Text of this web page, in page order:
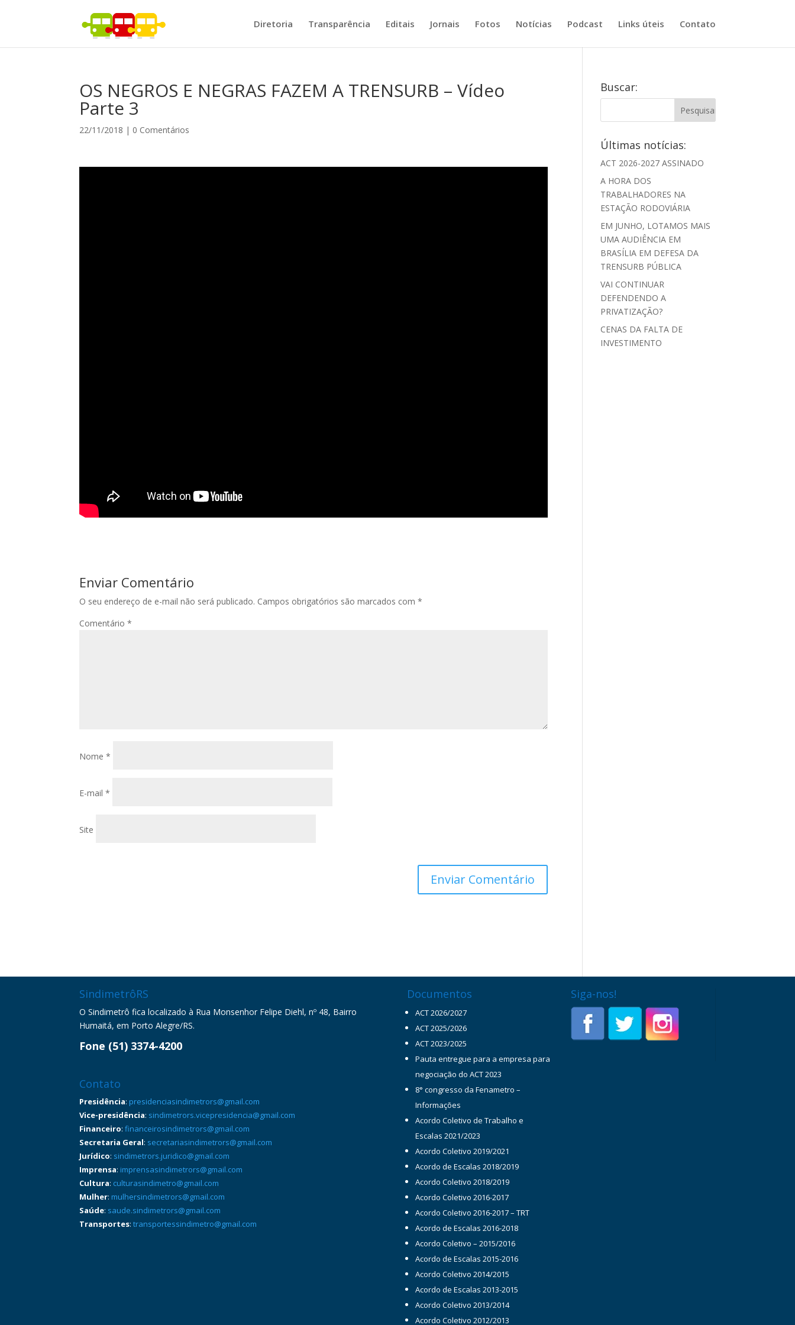
Diretoria Transparência Editais Jornais Fotos Notícias Podcast Links úteis Contato
OS NEGROS E NEGRAS FAZEM A TRENSURB – Vídeo
Parte 3
22/11/2018 | 0 Comentários
Enviar Comentário
O seu endereço de e-mail não será publicado. Campos obrigatórios são marcados com*
Comentário*
Nome*
E-mail*
Site
Buscar:
Últimas notícias:
ACT 2026-2027 ASSINADO
A HORA DOS
TRABALHADORES NA
ESTAÇÃO RODOVIÁRIA
EM JUNHO, LOTAMOS MAIS
UMA AUDIÊNCIA EM
BRASÍLIA EM DEFESA DA
TRENSURB PÚBLICA
VAI CONTINUAR
DEFENDENDO A
PRIVATIZAÇÃO?
CENAS DA FALTA DE
INVESTIMENTO
SindimetrôRS
O Sindimetrô fica localizado à Rua Monsenhor Felipe Diehl, nº 48, Bairro
Humaitá, em Porto Alegre/RS.
Fone (51) 3374-4200
Contato
Presidência: presidenciasindimetrors@gmail.com
Vice-presidência: sindimetrors.vicepresidencia@gmail.com
Financeiro:financeirosindimetrors@gmail.com
Secretaria Geral: secretariasindimetrors@gmail.com
Jurídico: sindimetrors.juridico@gmail.com
Imprensa: imprensasindimetrors@gmail.com
Cultura: culturasindimetro@gmail.com
Mulher: mulhersindimetrors@gmail.com
Saúde: saude.sindimetrors@gmail.com
Transportes:transportessindimetro@gmail.com
Documentos
ACT 2026/2027
ACT 2025/2026
ACT 2023/2025
Pauta entregue para a empresa para
negociação do ACT 2023
8° congresso da Fenametro –
Informações
Acordo Coletivo de Trabalho e
Escalas 2021/2023
Acordo Coletivo 2019/2021
Acordo de Escalas 2018/2019
Acordo Coletivo 2018/2019
Acordo Coletivo 2016-2017
Acordo Coletivo 2016-2017 – TRT
Acordo de Escalas 2016-2018
Acordo Coletivo – 2015/2016
Acordo de Escalas 2015-2016
Acordo Coletivo 2014/2015
Acordo de Escalas 2013-2015
Acordo Coletivo 2013/2014
Acordo Coletivo 2012/2013
Siga-nos!